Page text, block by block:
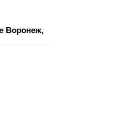
Воронеж,